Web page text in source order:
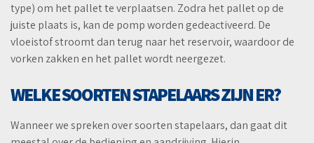
type) om het pallet te verplaatsen. Zodra het pallet op de
juiste plaats is, kan de pomp worden gedeactiveerd. De
vloeistof stroomt dan terug naar het reservoir, waardoor de
vorken zakken en het pallet wordt neergezet.
WELKE SOORTEN STAPELAARS ZIJN ER?
Wanneer we spreken over soorten stapelaars, dan gaat dit